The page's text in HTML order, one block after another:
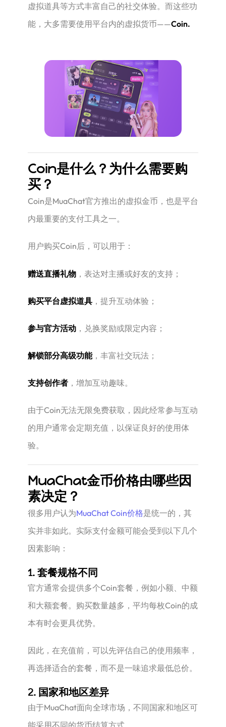
虚拟道具等方式丰富自己的社交体验。而这些功
能，大多需要使用平台内的虚拟货币——Coin.
Coin是什么？为什么需要购
买？
Coin是MuaChat官方推出的虚拟金币，也是平台
内最重要的支付工具之一。
用户购买Coin后，可以用于：
赠送直播礼物，表达对主播或好友的支持；
购买平台虚拟道具，提升互动体验；
参与官方活动，兑换奖励或限定内容；
解锁部分高级功能，丰富社交玩法；
支持创作者，增加互动趣味。
由于Coin无法无限免费获取，因此经常参与互动
的用户通常会定期充值，以保证良好的使用体
验。
MuaChat金币价格由哪些因
素决定？
很多用户认为MuaChat Coin价格是统一的，其
实并非如此。实际支付金额可能会受到以下几个
因素影响：
1. 套餐规格不同
官方通常会提供多个Coin套餐，例如小额、中额
和大额套餐。购买数量越多，平均每枚Coin的成
本有时会更具优势。
因此，在充值前，可以先评估自己的使用频率，
再选择适合的套餐，而不是一味追求最低总价。
2. 国家和地区差异
由于MuaChat面向全球市场，不同国家和地区可